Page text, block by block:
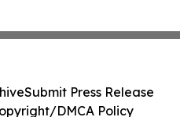
Submit Press Release
DMCA Policy